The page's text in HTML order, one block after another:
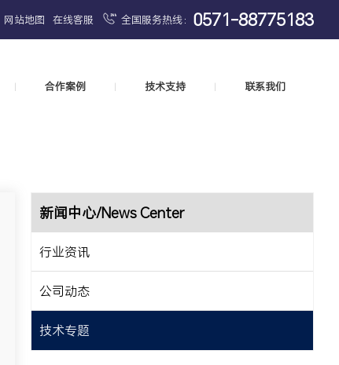
网站地图 在线客服 全国服务热线： 0571-88775183
| 合作案例 | 技术支持 | 联系我们
新闻中心/News Center
行业资讯
公司动态
技术专题